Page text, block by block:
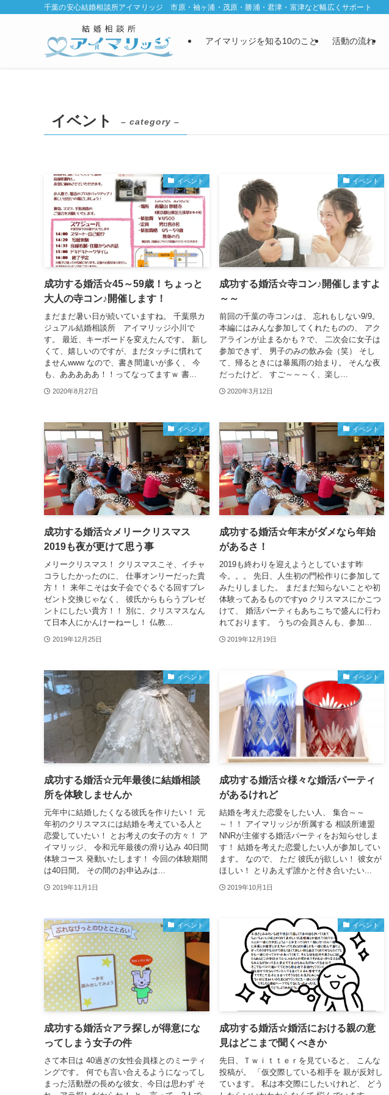
千葉の安心結婚相談所アイマリッジ 市原・袖ヶ浦・茂原・勝浦・君津・富津など幅広くサポート
アイマリッジを知る10のこと 活動の流れ
イベント – category –
イベント
成功する婚活☆45～59歳！ちょっと
大人の寺コン♪開催します！
まだまだ暑い日が続いていますね。 千葉県カ
ジュアル結婚相談所 アイマリッジ小川で
す。 最近、キーボードを変えたんです。 新し
くて、嬉しいのですが、まだタッチに慣れて
ませんwww なので、書き間違いが多く、 今
も、あああああ！！ってなってますｗ 書...
2020年8月27日
イベント
成功する婚活☆寺コン♪開催しますよ
～～
前回の千葉の寺コン♪は、 忘れもしない9/9。
本編にはみんな参加してくれたものの、 アク
アラインが止まるかも？で、 二次会に女子は
参加できず、 男子のみの飲み会（笑） そし
て、帰るときには暴風雨の始まり。 そんな夜
だったけど、 すご～～～く、楽し...
2020年3月12日
イベント
成功する婚活☆メリークリスマス
2019も夜が更けて思う事
メリークリスマス！ クリスマスこそ、イチャ
コラしたかったのに、 仕事オンリーだった貴
方！！ 来年こそは女子会でぐるぐる回すプレ
ゼント交換じゃなく、 彼氏からもらうプレゼ
ントにしたい貴方！！ 別に、クリスマスなん
て日本人にかんけーねーし！ 仏教...
2019年12月25日
イベント
成功する婚活☆年末がダメなら年始
があるさ！
2019も終わりを迎えようとしています昨
今。。。 先日、人生初の門松作りに参加して
みたりしました。 まだまだ知らないことや初
体験ってあるものですyo クリスマスにかこつ
けて、 婚活パーティもあちこちで盛んに行わ
れております。 うちの会員さんも、参加...
2019年12月19日
イベント
成功する婚活☆元年最後に結婚相談
所を体験しませんか
元年中に結婚したくなる彼氏を作りたい！ 元
年初のクリスマスには結婚を考えている人と
恋愛していたい！ とお考えの女子の方々！ ア
イマリッジ、 令和元年最後の滑り込み 40日間
体験コース 発動いたします！ 今回の体験期間
は40日間。 その間のお申込みは...
2019年11月1日
イベント
成功する婚活☆様々な婚活パーティ
があるけれど
結婚を考えた恋愛をしたい人、 集合～～
～！！ アイマリッジが所属する 相談所連盟
NNRが主催する婚活パーティをお知らせしま
す！ 結婚を考えた恋愛したい人が参加してい
ます。 なので、 ただ 彼氏がj欲しい！ 彼女が
ほしい！ とりあえず誰かと付き合いたい...
2019年10月1日
イベント
成功する婚活☆アラ探しが得意にな
ってしまう女子の件
さて本日は 40過ぎの女性会員様とのミーティ
ングです。 何でも言い合えるようになってし
まった活動歴の長めな彼女、今日は思わず そ
イベント
成功する婚活☆婚活における親の意
見はどこまで聞くべきか
先日、Ｔｗｉｔｔｅｒを見ていると、 こんな
投稿が。 「仮交際している相手を 親が反対し
ています。 私は本交際にしたいけれど、 どう